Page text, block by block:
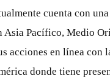
cuenta con
Asia Pacífico, Medio
acciones en línea con
donde tiene